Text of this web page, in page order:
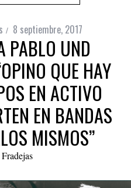
8 septiembre, 2017
PABLO UND
QUE HAY
EN ACTIVO
EN BANDAS
MISMOS”